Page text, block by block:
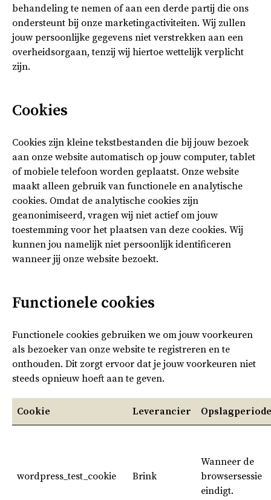
behandeling te nemen of aan een derde partij die ons
ondersteunt bij onze marketingactiviteiten. Wij zullen
jouw persoonlijke gegevens niet verstrekken aan een
overheidsorgaan, tenzij wij hiertoe wettelijk verplicht
zijn.
Cookies
Cookies zijn kleine tekstbestanden die bij jouw bezoek
aan onze website automatisch op jouw computer, tablet
of mobiele telefoon worden geplaatst. Onze website
maakt alleen gebruik van functionele en analytische
cookies. Omdat de analytische cookies zijn
geanonimiseerd, vragen wij niet actief om jouw
toestemming voor het plaatsen van deze cookies. Wij
kunnen jou namelijk niet persoonlijk identificeren
wanneer jij onze website bezoekt.
Functionele cookies
Functionele cookies gebruiken we om jouw voorkeuren
als bezoeker van onze website te registreren en te
onthouden. Dit zorgt ervoor dat je jouw voorkeuren niet
steeds opnieuw hoeft aan te geven.
Cookie Leverancier Opslagperiode
wordpress_test_cookie Brink
Wanneer de
browsersessie
eindigt.